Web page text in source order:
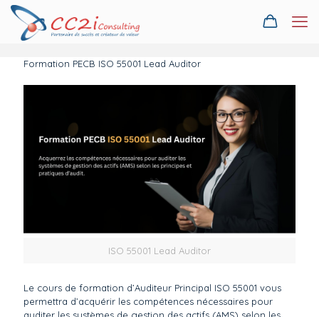
Formation PECB ISO 55001 Lead Auditor
ISO 55001 Lead Auditor
Le cours de formation d’Auditeur Principal ISO 55001 vous
permettra d’acquérir les compétences nécessaires pour